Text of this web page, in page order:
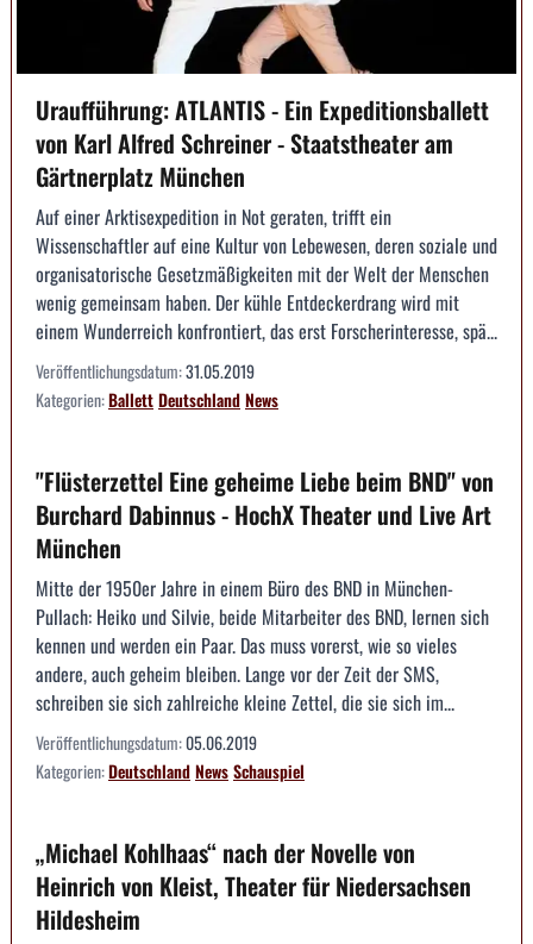
Uraufführung: ATLANTIS - Ein Expeditionsballett
von Karl Alfred Schreiner - Staatstheater am
Gärtnerplatz München
Auf einer Arktisexpedition in Not geraten, trifft ein
Wissenschaftler auf eine Kultur von Lebewesen, deren soziale und
organisatorische Gesetzmäßigkeiten mit der Welt der Menschen
wenig gemeinsam haben. Der kühle Entdeckerdrang wird mit
einem Wunderreich konfrontiert, das erst Forscherinteresse, spä...
Veröffentlichungsdatum:31.05.2019
Kategorien:BallettDeutschlandNews
"Flüsterzettel Eine geheime Liebe beim BND" von
Burchard Dabinnus - HochX Theater und Live Art
München
Mitte der 1950er Jahre in einem Büro des BND in München-
Pullach: Heiko und Silvie, beide Mitarbeiter des BND, lernen sich
kennen und werden ein Paar. Das muss vorerst, wie so vieles
andere, auch geheim bleiben. Lange vor der Zeit der SMS,
schreiben sie sich zahlreiche kleine Zettel, die sie sich im...
Veröffentlichungsdatum:05.06.2019
Kategorien:DeutschlandNewsSchauspiel
„Michael Kohlhaas“ nach der Novelle von
Heinrich von Kleist, Theater für Niedersachsen
Hildesheim